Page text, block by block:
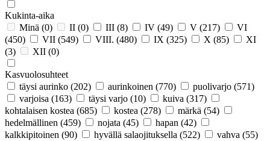
Kukinta-aika
Minä (0) II (0) III (8) IV (49) V (217)
VI
(450)
VII (549) VIII. (480) IX (325) X (85)
XI
(3)
XII (0)
Kasvuolosuhteet
täysi aurinko (202) aurinkoinen (770) puolivarjo (571)
varjoisa (163) täysi varjo (10) kuiva (317)
kohtalaisen kostea (685) kostea (278) märkä (54)
hedelmällinen (459) nojata (45) hapan (42)
kalkkipitoinen (90) hyvällä salaojituksella (522) vahva (55)